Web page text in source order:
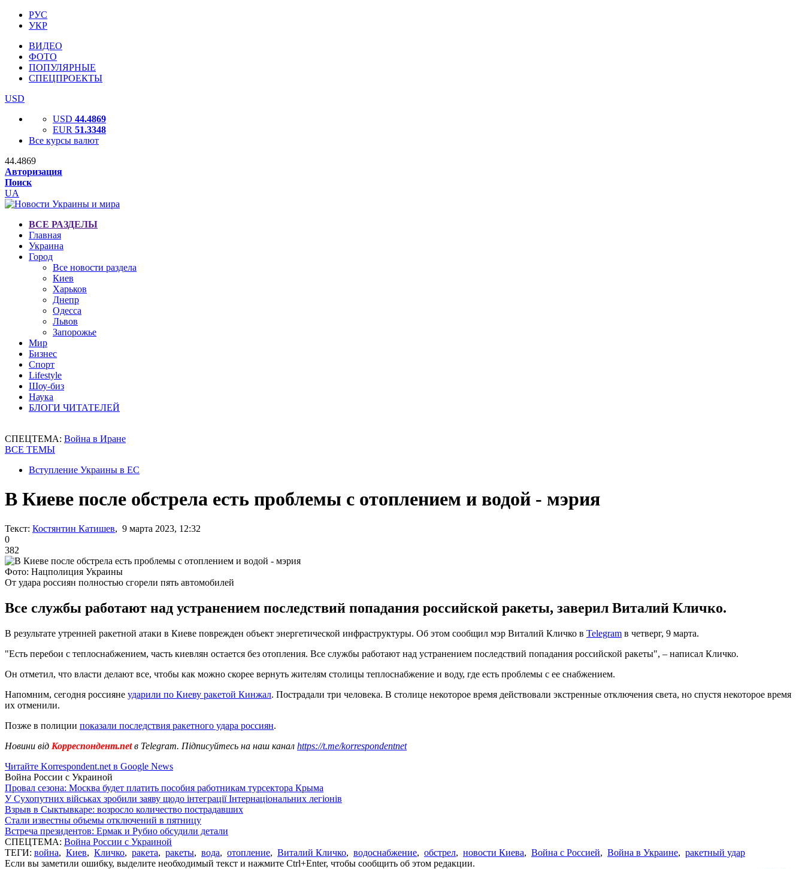
РУС
УКР
ВИДЕО
ФОТО
ПОПУЛЯРНЫЕ
СПЕЦПРОЕКТЫ
USD
USD 44.4869
EUR 51.3348
Все курсы валют
44.4869
Авторизация
Поиск
UA
ВСЕ РАЗДЕЛЫ
Главная
Украина
Город
Все новости раздела
Киев
Харьков
Днепр
Одесса
Львов
Запорожье
Мир
Бизнес
Спорт
Lifestyle
Шоу-биз
Наука
БЛОГИ ЧИТАТЕЛЕЙ
СПЕЦТЕМА: Война в Иране
ВСЕ ТЕМЫ
Вступление Украины в ЕС
В Киеве после обстрела есть проблемы с отоплением и водой - мэрия
Текст: Костянтин Катишев, 9 марта 2023, 12:32
0
382
Фото: Нацполиция Украины
От удара россиян полностью сгорели пять автомобилей
Все службы работают над устранением последствий попадания российской ракеты, заверил Виталий Кличко.
В результате утренней ракетной атаки в Киеве поврежден объект энергетической инфраструктуры. Об этом сообщил мэр Виталий Кличко в Telegram в четверг, 9 марта.
"Есть перебои с теплоснабжением, часть киевлян остается без отопления. Все службы работают над устранением последствий попадания российской ракеты", – написал Кличко.
Он отметил, что власти делают все, чтобы как можно скорее вернуть жителям столицы теплоснабжение и воду, где есть проблемы с ее снабжением.
Напомним, сегодня россияне ударили по Киеву ракетой Кинжал. Пострадали три человека. В столице некоторое время действовали экстренные отключения света, но спустя некоторое время
их отменили.
Позже в полиции показали последствия ракетного удара россиян.
Новини від Корреспондент.netв Telegram. Підписуйтесь на наш канал https://t.me/korrespondentnet
Читайте Korrespondent.net в Google News
Война России с Украиной
Провал сезона: Москва будет платить пособия работникам турсектора Крыма
У Сухопутних військах зробили заяву щодо інтеграції Інтернаціональних легіонів
Взрыв в Сыктывкаре: возросло количество пострадавших
Стали известны объемы отключений в пятницу
Встреча президентов: Ермак и Рубио обсудили детали
СПЕЦТЕМА: Война России с Украиной
ТЕГИ: война, Киев, Кличко, ракета, ракеты, вода, отопление, Виталий Кличко, водоснабжение, обстрел, новости Киева, Война с Россией, Война в Украине, ракетный удар
Если вы заметили ошибку, выделите необходимый текст и нажмите Ctrl+Enter, чтобы сообщить об этом редакции.